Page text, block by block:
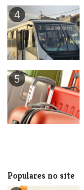
4
5
Populares no site